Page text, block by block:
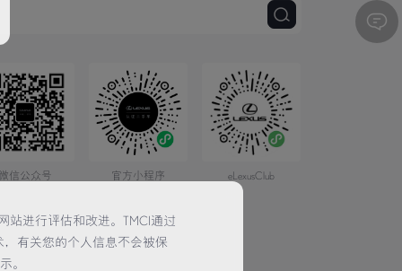
站进行评估和改进。TMCI通过
有关您的个人信息不会被保
。
信公众号 官方小程序 eLexusClub